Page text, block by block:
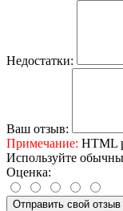
Недостатки:
Ваш отзыв:
Примечание: HTML
Используйте
Оценка:
Отправить свой отзыв